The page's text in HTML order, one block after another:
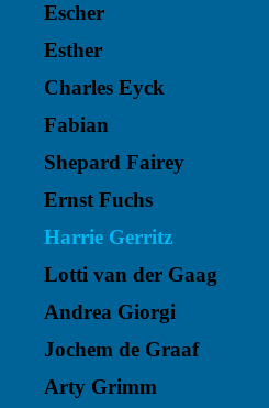
Escher
Esther
Charles Eyck
Fabian
Shepard Fairey
Ernst Fuchs
Harrie Gerritz
Lotti van der Gaag
Andrea Giorgi
Jochem de Graaf
Arty Grimm